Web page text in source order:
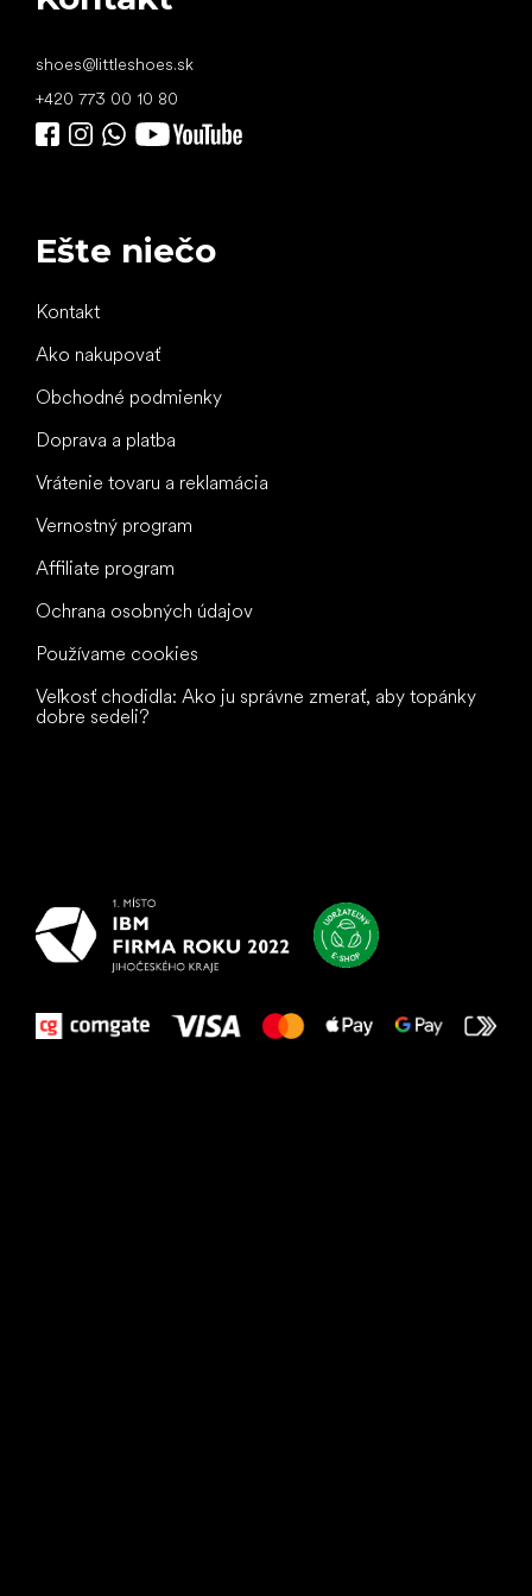
shoes@littleshoes.sk
+420 773 00 10 80
Ešte niečo
Kontakt
Ako nakupovať
Obchodné podmienky
Doprava a platba
Vrátenie tovaru a reklamácia
Vernostný program
Affiliate program
Ochrana osobných údajov
Používame cookies
Veľkosť chodidla: Ako ju správne zmerať, aby topánky
dobre sedeli?